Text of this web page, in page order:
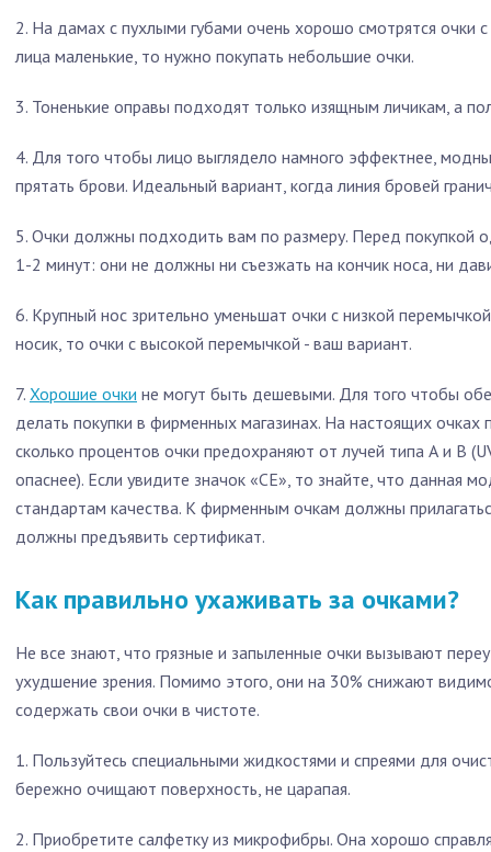
2. На дамах с пухлыми губами очень хорошо смотрятся очки
лица маленькие, то нужно покупать небольшие очки.
3. Тоненькие оправы подходят только изящным личикам, а
4. Для того чтобы лицо выглядело намного эффектнее,
прятать брови. Идеальный вариант, когда линия бровей
5. Очки должны подходить вам по размеру. Перед покупкой
1-2 минут: они не должны ни съезжать на кончик носа, ни
6. Крупный нос зрительно уменьшат очки с низкой
носик, то очки с высокой перемычкой - ваш вариант.
7. Хорошие очки не могут быть дешевыми. Для того чтобы
делать покупки в фирменных магазинах. На настоящих очках
сколько процентов очки предохраняют от лучей типа А и В
опаснее). Если увидите значок «CE», то знайте, что данная
стандартам качества. К фирменным очкам должны
должны предъявить сертификат.
Как правильно ухаживать за очками?
Не все знают, что грязные и запыленные очки вызывают
ухудшение зрения. Помимо этого, они на 30% снижают
содержать свои очки в чистоте.
1. Пользуйтесь специальными жидкостями и спреями для
бережно очищают поверхность, не царапая.
2. Приобретите салфетку из микрофибры. Она хорошо